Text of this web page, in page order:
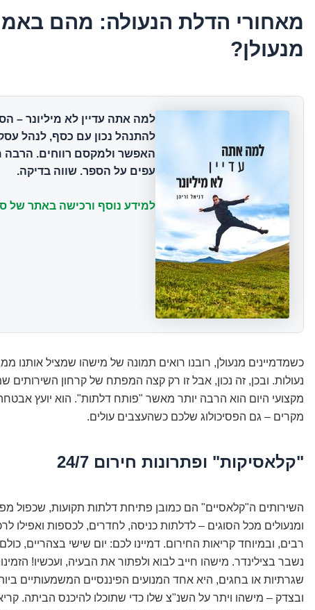
מאחורי הדלת הנעולה: מהם
מנעולן?
למה אתה עדיין לא מיליונר –
להתנהל נכון עם כסף, לנהל
האפשר ולמקסם רווחים. הרבה
עפים על הספר. שווה בדיקה.
למידע נוסף ורכישה באתר של
כשמדמיינים מנעולן, רובנו רואים תמונה של מישהו שמציל אותנו
נעולות. ובכן, זה נכון, אבל זו רק קצה המפתח של קרחון השירותים
מקצועי היום הוא הרבה יותר מאשר "פותח דלתות". הוא יועץ
מקרים – גם הפסיכולוג שלכם כשהעצבים עולים.
"קלאסיקות" ופתרונות חירום 24/7
השירותים ה"קלאסיים" הם כמובן פתיחת דלתות תקועות, שכפול
ומנעולים מכל הסוגים – לדלתות כניסה, לחדרים, לכספות ואפילו
רבים, ובמיוחד קריאות החירום. דמיינו לכם: יום שישי בצהריים,
שגרתיות או בחגים, היא אחד המנועים הפיננסיים המשמעותיים
ובצדק – מישהו ויתר על השנ"צ שלו כדי שתוכלו להיכנס הביתה.